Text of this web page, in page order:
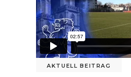
AKTUELL BEITRAG